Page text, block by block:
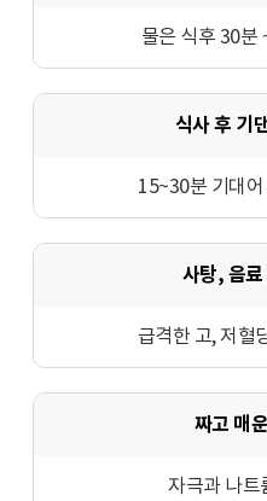
물은 식후 30분
식사 후 기
15~30분 기대
사탕, 음료
급격한 고, 저혈
짜고 매
자극과 나트